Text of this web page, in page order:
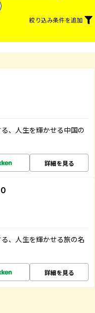
絞り込み条件を追加
、人生を輝かせる中国の
詳細を見る
、人生を輝かせる旅の名
詳細を見る